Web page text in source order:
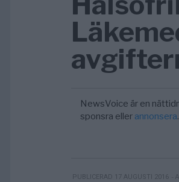
NewsVoice är en
sponsra eller annonsera.
PUBLICERAD 17 AUGUSTI 2016 -